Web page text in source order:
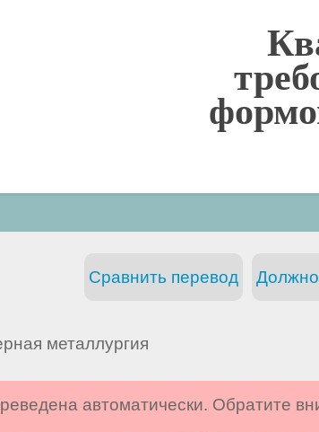
Сравнить перевод
металлургия
автоматически. Обратите